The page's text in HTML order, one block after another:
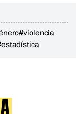
#violencia